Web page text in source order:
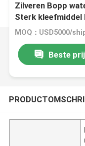
Zilveren Bopp
Sterk
Beste